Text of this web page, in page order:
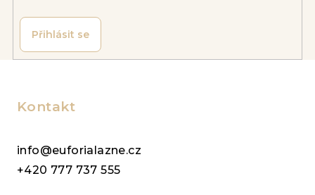
v
Přihlásit se
Kontakt
info@euforialazne.cz
+420 777 737 555